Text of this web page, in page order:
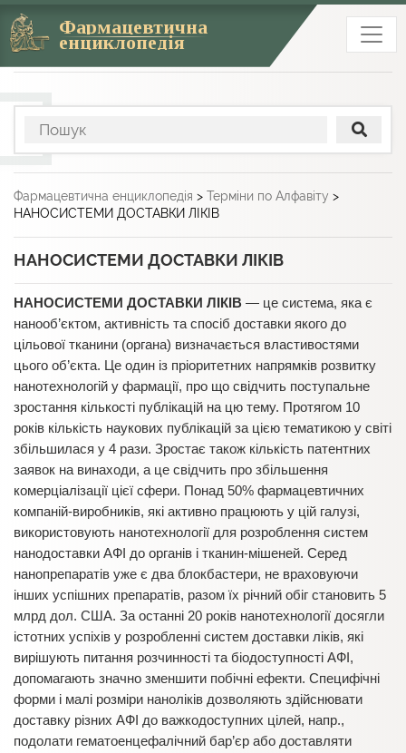
Фармацевтична
енциклопедія
Фармацевтична енциклопедія > Терміни по Алфавіту >
НАНОСИСТЕМИ ДОСТАВКИ ЛІКІВ
НАНОСИСТЕМИ ДОСТАВКИ ЛІКІВ
НАНОСИСТЕМИ ДОСТАВКИ ЛІКІВ — це система, яка є
нанооб’єктом, активність та спосіб доставки якого до
цільової тканини (органа) визначається властивостями
цього об’єкта. Це один із пріоритетних напрямків розвитку
нанотехнологій у фармації, про що свідчить поступальне
зростання кількості публікацій на цю тему. Протягом 10
років кількість наукових публікацій за цією тематикою у світі
збільшилася у 4 рази. Зростає також кількість патентних
заявок на винаходи, а це свідчить про збільшення
комерціалізації цієї сфери. Понад 50% фармацевтичних
компаній-виробників, які активно працюють у цій галузі,
використовують нанотехнології для розроблення систем
нанодоставки АФІ до органів і тканин-мішеней. Серед
нанопрепаратів уже є два блокбастери, не враховуючи
інших успішних препаратів, разом їх річний обіг становить 5
млрд дол. США. За останні 20 років нанотехнології досягли
істотних успіхів у розробленні систем доставки ліків, які
вирішують питання розчинності та біодоступності АФІ,
допомагають значно зменшити побічні ефекти. Специфічні
форми і малі розміри наноліків дозволяють здійснювати
доставку різних АФІ до важкодоступних цілей, напр.,
подолати гематоенцефалічний бар’єр або доставляти